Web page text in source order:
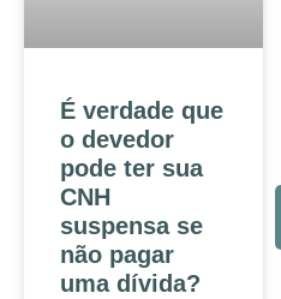
É verdade que
o devedor
pode ter sua
CNH
suspensa se
não pagar
uma dívida?